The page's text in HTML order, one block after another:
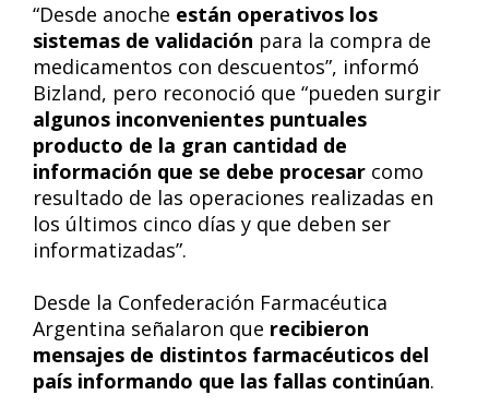
“Desde anoche están operativos los
sistemas de validación para la compra de
medicamentos con descuentos”, informó
Bizland, pero reconoció que “pueden surgir
algunos inconvenientes puntuales
producto de la gran cantidad de
información que se debe procesar como
resultado de las operaciones realizadas en
los últimos cinco días y que deben ser
informatizadas”.
Desde la Confederación Farmacéutica
Argentina señalaron que recibieron
mensajes de distintos farmacéuticos del
país informando que las fallas continúan.